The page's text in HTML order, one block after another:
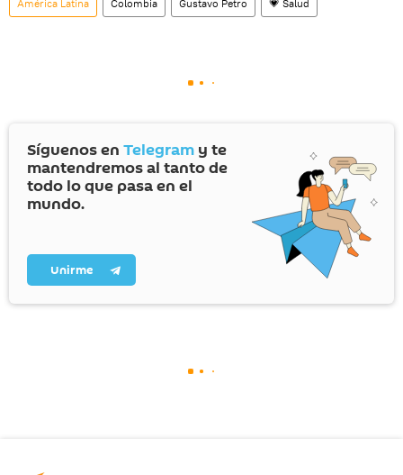
América Latina Colombia Gustavo Petro 💗 Salud
Síguenos en Telegram y te
mantendremos al tanto de
todo lo que pasa en el
mundo.
Unirme